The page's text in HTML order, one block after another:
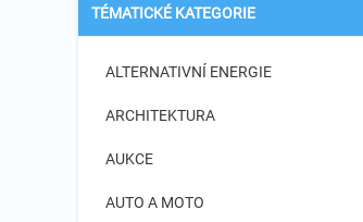
TÉMATICKÉ KATEGORIE
ALTERNATIVNÍ ENERGIE
ARCHITEKTURA
AUKCE
AUTO A MOTO